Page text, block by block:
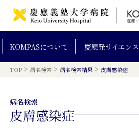
KOMPASについて 慶應発サイエンス
TOP > 病名検索 > 病名検索結果 > 皮膚感染症
病名検索
皮膚感染症